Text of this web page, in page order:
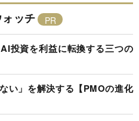
ォッチ
投資を利益に転換する三つの
い」を解決する【PMOの進化